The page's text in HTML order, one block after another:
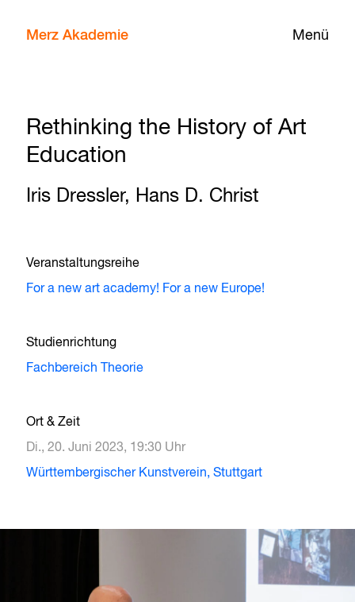
Menü
Merz Akademie
Rethinking the History of Art
Education
Iris Dressler, Hans D. Christ
Veranstaltungsreihe
For a new art academy! For a new Europe!
Studienrichtung
Fachbereich Theorie
Ort & Zeit
Di., 20. Juni 2023, 19:30 Uhr
Württembergischer Kunstverein, Stuttgart